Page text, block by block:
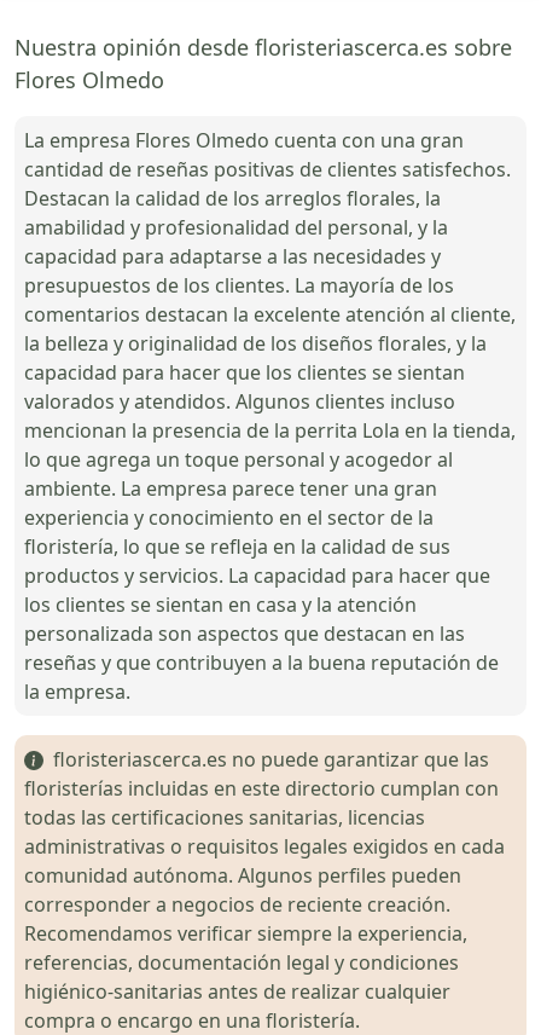
Nuestra opinión desde floristeriascerca.es sobre
Flores Olmedo
La empresa Flores Olmedo cuenta con una gran
cantidad de reseñas positivas de clientes satisfechos.
Destacan la calidad de los arreglos florales, la
amabilidad y profesionalidad del personal, y la
capacidad para adaptarse a las necesidades y
presupuestos de los clientes. La mayoría de los
comentarios destacan la excelente atención al cliente,
la belleza y originalidad de los diseños florales, y la
capacidad para hacer que los clientes se sientan
valorados y atendidos. Algunos clientes incluso
mencionan la presencia de la perrita Lola en la tienda,
lo que agrega un toque personal y acogedor al
ambiente. La empresa parece tener una gran
experiencia y conocimiento en el sector de la
floristería, lo que se refleja en la calidad de sus
productos y servicios. La capacidad para hacer que
los clientes se sientan en casa y la atención
personalizada son aspectos que destacan en las
reseñas y que contribuyen a la buena reputación de
la empresa.
floristeriascerca.es no puede garantizar que las
floristerías incluidas en este directorio cumplan con
todas las certificaciones sanitarias, licencias
administrativas o requisitos legales exigidos en cada
comunidad autónoma. Algunos perfiles pueden
corresponder a negocios de reciente creación.
Recomendamos verificar siempre la experiencia,
referencias, documentación legal y condiciones
higiénico-sanitarias antes de realizar cualquier
compra o encargo en una floristería.